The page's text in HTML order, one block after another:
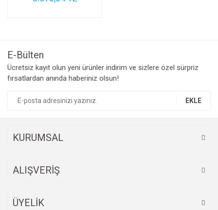
E-Bülten
Ücretsiz kayıt olun yeni ürünler indirim ve sizlere özel sürpriz
fırsatlardan anında haberiniz olsun!
EKLE
KURUMSAL
ALIŞVERİŞ
ÜYELİK